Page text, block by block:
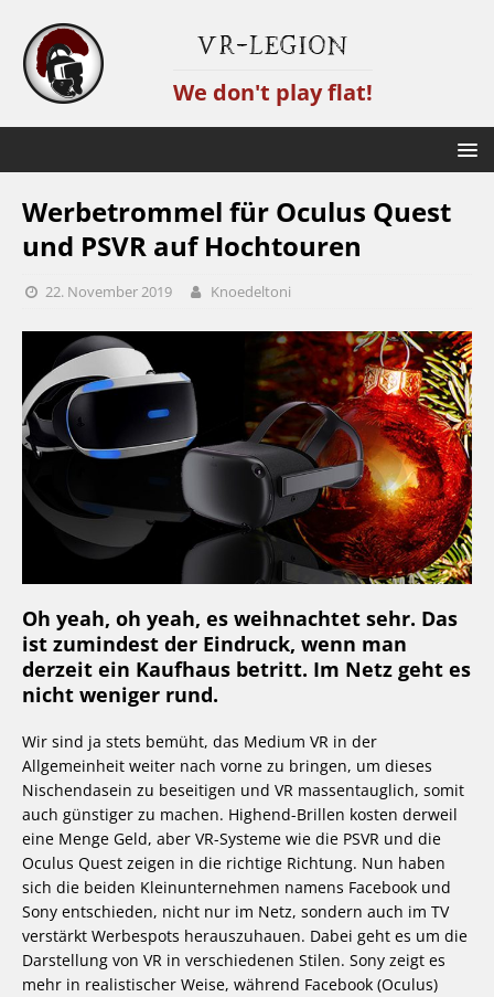
VR-Legion
We don't play flat!
Werbetrommel für Oculus Quest
und PSVR auf Hochtouren
22. November 2019 Knoedeltoni
Oh yeah, oh yeah, es weihnachtet sehr. Das
ist zumindest der Eindruck, wenn man
derzeit ein Kaufhaus betritt. Im Netz geht es
nicht weniger rund.
Wir sind ja stets bemüht, das Medium VR in der
Allgemeinheit weiter nach vorne zu bringen, um dieses
Nischendasein zu beseitigen und VR massentauglich, somit
auch günstiger zu machen. Highend-Brillen kosten derweil
eine Menge Geld, aber VR-Systeme wie die PSVR und die
Oculus Quest zeigen in die richtige Richtung. Nun haben
sich die beiden Kleinunternehmen namens Facebook und
Sony entschieden, nicht nur im Netz, sondern auch im TV
verstärkt Werbespots herauszuhauen. Dabei geht es um die
Darstellung von VR in verschiedenen Stilen. Sony zeigt es
mehr in realistischer Weise, während Facebook (Oculus)